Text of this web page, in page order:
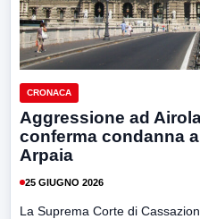
CRONACA
Aggressione ad
conferma condanna
Arpaia
25 GIUGNO 2026
La Suprema Corte di